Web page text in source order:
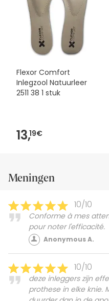
Flexor Comfort
Inlegzool Natuurleer
2511 38 1 stuk
13,19€
Meningen
10/10
Conforme à mes
pour noter l'efficacité.
Anonymous A.
10/10
deze inleggers zijn
prothese in elke knie.